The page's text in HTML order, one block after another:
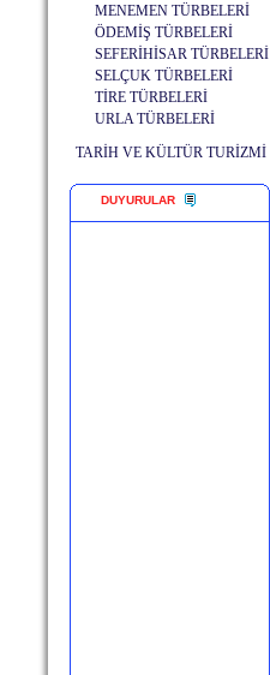
MENEMEN TÜRBELERİ
ÖDEMİŞ TÜRBELERİ
SEFERİHİSAR TÜRBELERİ
SELÇUK TÜRBELERİ
TİRE TÜRBELERİ
URLA TÜRBELERİ
TARİH VE KÜLTÜR TURİZMİ
DUYURULAR